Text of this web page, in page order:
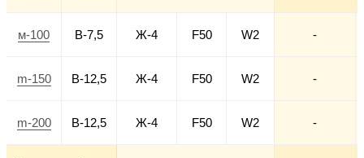
м-100 В-7,5 Ж-4 F50 W2 -
m-150 В-12,5 Ж-4 F50 W2 -
m-200 В-12,5 Ж-4 F50 W2 -